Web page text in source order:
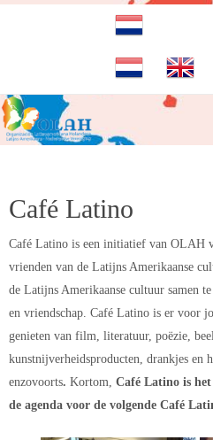
Café Latino
Café Latino is een initiatief van OLAH
vrienden van de Latijns Amerikaanse
de Latijns Amerikaanse cultuur samen
en vriendschap. Café Latino is er voor
genieten van film, literatuur, poëzie,
kunstnijverheidsproducten, drankjes en
enzovoorts. Kortom, Café Latino is
de agenda voor de volgende Café